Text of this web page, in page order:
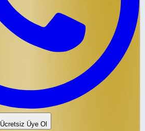
Ücretsiz Üye Ol